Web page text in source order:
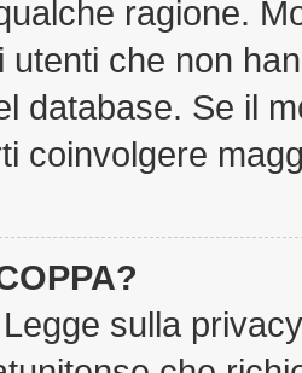
ragione.
utenti che non
database. Se il
coinvolgere
sulla